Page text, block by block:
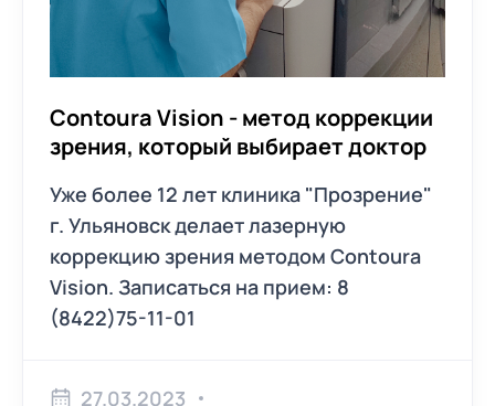
Contoura Vision - метод коррекции
зрения, который выбирает доктор
Уже более 12 лет клиника "Прозрение"
г. Ульяновск делает лазерную
коррекцию зрения методом Contoura
Vision. Записаться на прием: 8
(8422)75-11-01
27.03.2023